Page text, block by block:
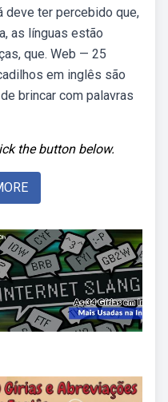
deve ter percebido que,
as línguas estão
que. Web — 25
em inglês são
brincar com palavras
the button below.